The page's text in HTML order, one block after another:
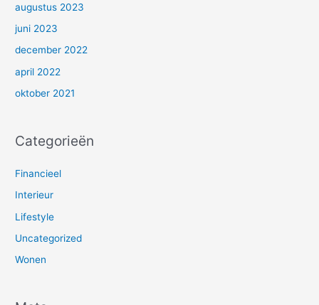
augustus 2023
juni 2023
december 2022
april 2022
oktober 2021
Categorieën
Financieel
Interieur
Lifestyle
Uncategorized
Wonen